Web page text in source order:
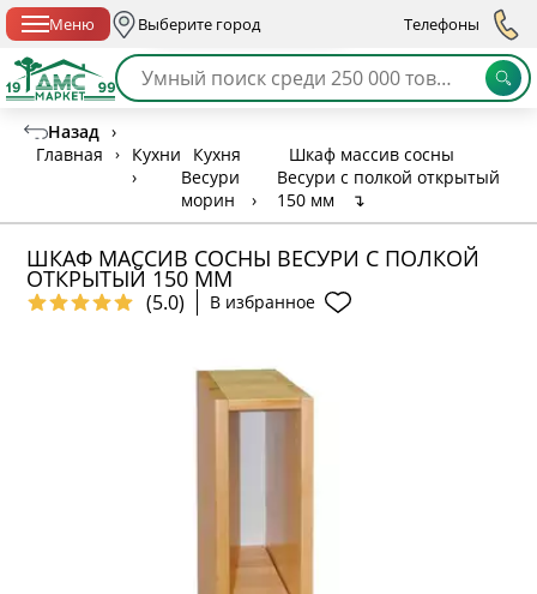
Меню Выберите город Телефоны
Назад ›
Главная
›
Кухни
›
Кухня
Весури
морин
›
Шкаф массив сосны
Весури с полкой открытый
150 мм
↴
ШКАФ МАССИВ СОСНЫ ВЕСУРИ С ПОЛКОЙ
ОТКРЫТЫЙ 150 ММ
(5.0) В избранное